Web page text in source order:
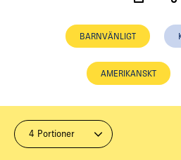
BARNVÄNLIGT
AMERIKANSKT
4 Portioner